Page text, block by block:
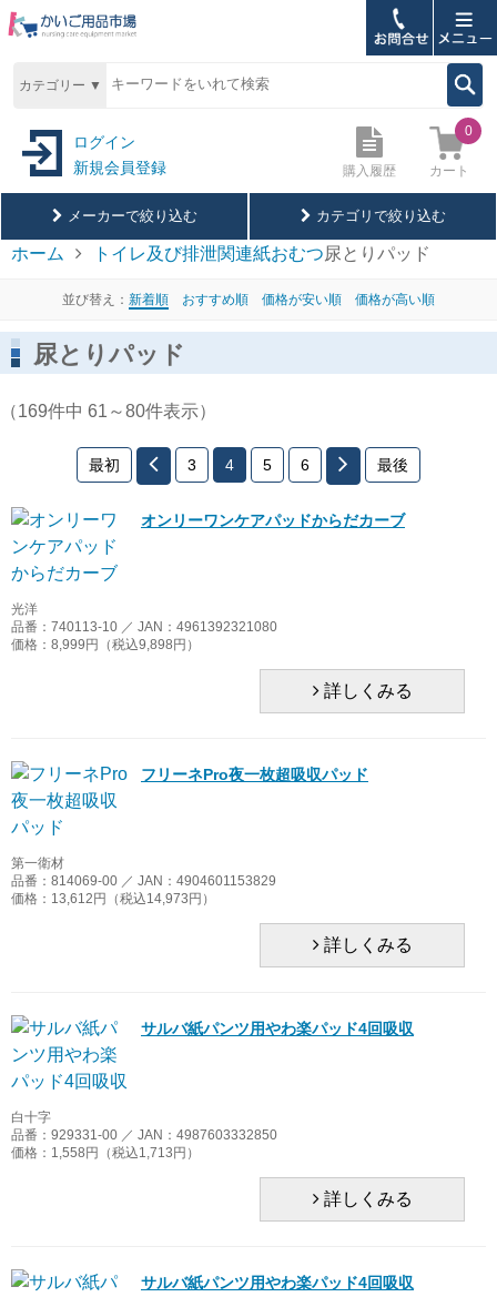
ご利用ガイド
サイトについて
カテゴリー ▼
ログイン
新規会員登録
0
カート
購入履歴
メーカーで絞り込む
ウェルファン
カミ商事
光洋
サンコー
第一衛材
東陽特紙
白十字
リブドゥ
カテゴリで絞り込む
軽失禁パッド
おむつカバー
紙おむつその他
ホーム トイレ及び排泄関連紙おむつ尿とりパッド
並び替え： 新着順 おすすめ順 価格が安い順 価格が高い順
尿とりパッド
（169件中 61～80件表示）
最初 3 4 5 6 最後
オンリーワンケアパッドからだカーブ
光洋
品番：740113-10 ／ JAN：4961392321080
価格：8,999円（税込9,898円）
詳しくみる
フリーネPro夜一枚超吸収パッド
第一衛材
品番：814069-00 ／ JAN：4904601153829
価格：13,612円（税込14,973円）
詳しくみる
サルバ紙パンツ用やわ楽パッド4回吸収
白十字
品番：929331-00 ／ JAN：4987603332850
価格：1,558円（税込1,713円）
詳しくみる
サルバ紙パンツ用やわ楽パッド4回吸収